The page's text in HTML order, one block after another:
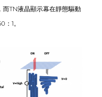
而TN液晶顯示幕在靜態驅動
1。